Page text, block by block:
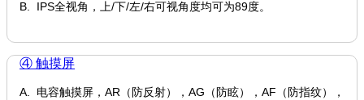
B. IPS全视角，上/下/左/右可视角度均可为89度。
④ 触摸屏
A. 电容触摸屏，AR（防反射），AG（防眩），AF（防指纹），